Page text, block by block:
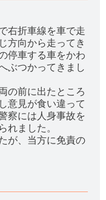
右折車線を車で走
方向から走ってき
停車する車をかわ
ぶつかってきまし
の前に出たところ
意見が食い違って
察には人身事故を
ました。
が、当方に免責の